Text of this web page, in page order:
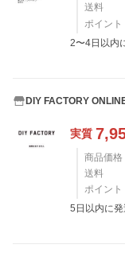
送料
ポイント
2〜4日以内
DIY FACTORY
実質
商品価格
送料
ポイント
5日以内に発